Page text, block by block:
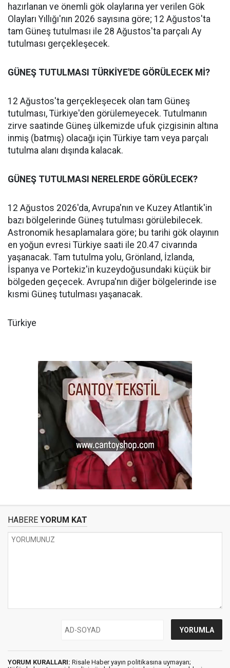
hazırlanan ve önemli gök olaylarına yer verilen Gök
Olayları Yıllığı'nın 2026 sayısına göre; 12 Ağustos'ta
tam Güneş tutulması ile 28 Ağustos'ta parçalı Ay
tutulması gerçekleşecek.
GÜNEŞ TUTULMASI TÜRKİYE'DE GÖRÜLECEK Mİ?
12 Ağustos'ta gerçekleşecek olan tam Güneş
tutulması, Türkiye'den görülemeyecek. Tutulmanın
zirve saatinde Güneş ülkemizde ufuk çizgisinin altına
inmiş (batmış) olacağı için Türkiye tam veya parçalı
tutulma alanı dışında kalacak.
GÜNEŞ TUTULMASI NERELERDE GÖRÜLECEK?
12 Ağustos 2026'da, Avrupa'nın ve Kuzey Atlantik'in
bazı bölgelerinde Güneş tutulması görülebilecek.
Astronomik hesaplamalara göre; bu tarihi gök olayının
en yoğun evresi Türkiye saati ile 20.47 civarında
yaşanacak. Tam tutulma yolu, Grönland, İzlanda,
İspanya ve Portekiz'in kuzeydoğusundaki küçük bir
bölgeden geçecek. Avrupa'nın diğer bölgelerinde ise
kısmi Güneş tutulması yaşanacak.
Türkiye
HABERE YORUM KAT
YORUM KURALLARI: Risale Haber yayın politikasına uymayan;